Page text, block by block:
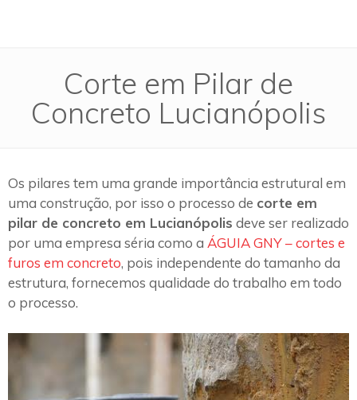
Corte em Pilar de
Concreto Lucianópolis
Os pilares tem uma grande importância estrutural em
uma construção, por isso o processo de corte em
pilar de concreto em Lucianópolis deve ser realizado
por uma empresa séria como a ÁGUIA GNY – cortes e
furos em concreto, pois independente do tamanho da
estrutura, fornecemos qualidade do trabalho em todo
o processo.